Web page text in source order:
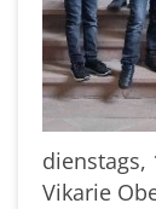
dienstags,
Vikarie